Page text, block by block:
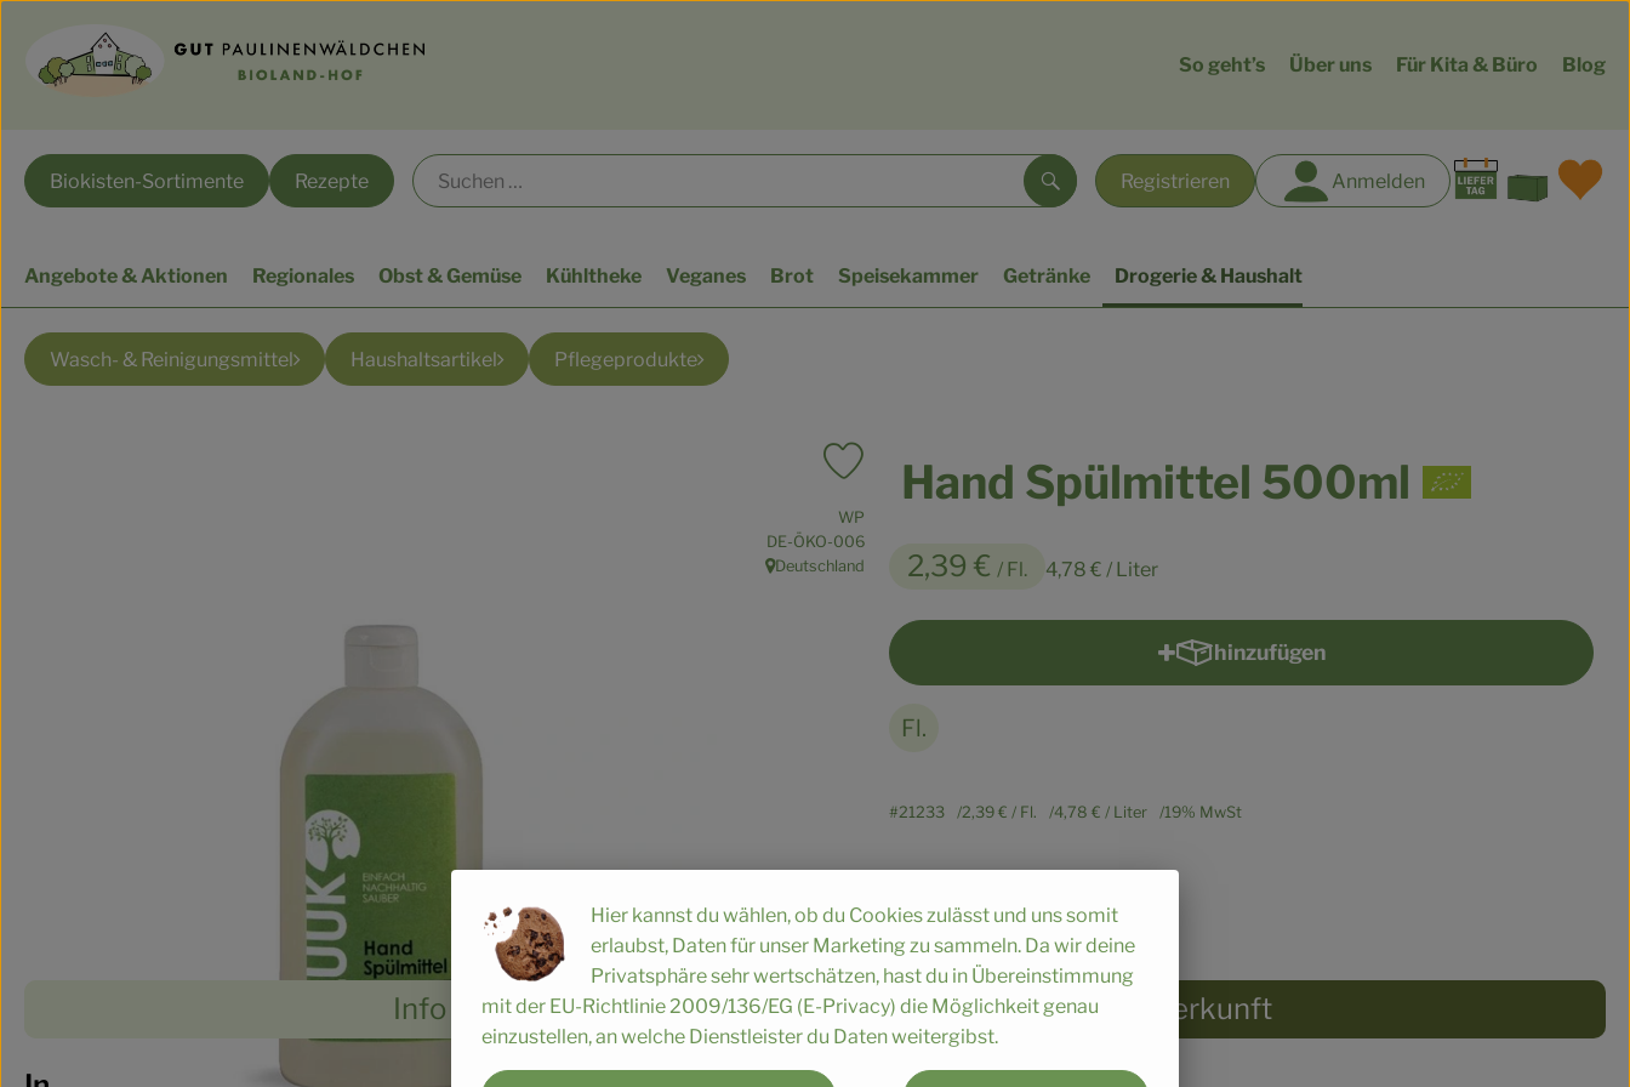
So geht’s Über uns Für Kita & Büro Blog
Registrieren Anmelden
Suchen
Biokisten-Sortimente Rezepte
Angebote & Aktionen Regionales Obst & Gemüse Kühltheke Veganes Brot Speisekammer Getränke Drogerie & Haushalt
Wasch- & Reinigungsmittel Haushaltsartikel Pflegeprodukte
Hand Spülmittel 500ml
2,39 € / Fl. 4,78 € / Liter
Produkt zu Favouriten hinzufügen
, Verband:
WP
, Kontrollstelle:
DE-ÖKO-006
, Herkunft:
Deutschland
hinzufügen
Produkt zum Warenkorb hinzufügen
Fl.
#21233 2,39 € / Fl. 4,78 € / Liter 19% MwSt
Rezepte
Info
Herkunft
Entdecke passende Rezepte
Es wurden keine passenden Rezepte gefunden.
Hier kannst du wählen, ob du Cookies zulässt und uns somit
erlaubst, Daten für unser Marketing zu sammeln. Da wir deine
Privatsphäre sehr wertschätzen, hast du in Übereinstimmung
mit der EU-Richtlinie 2009/136/EG (E-Privacy) die Möglichkeit genau
einzustellen, an welche Dienstleister du Daten weitergibst.